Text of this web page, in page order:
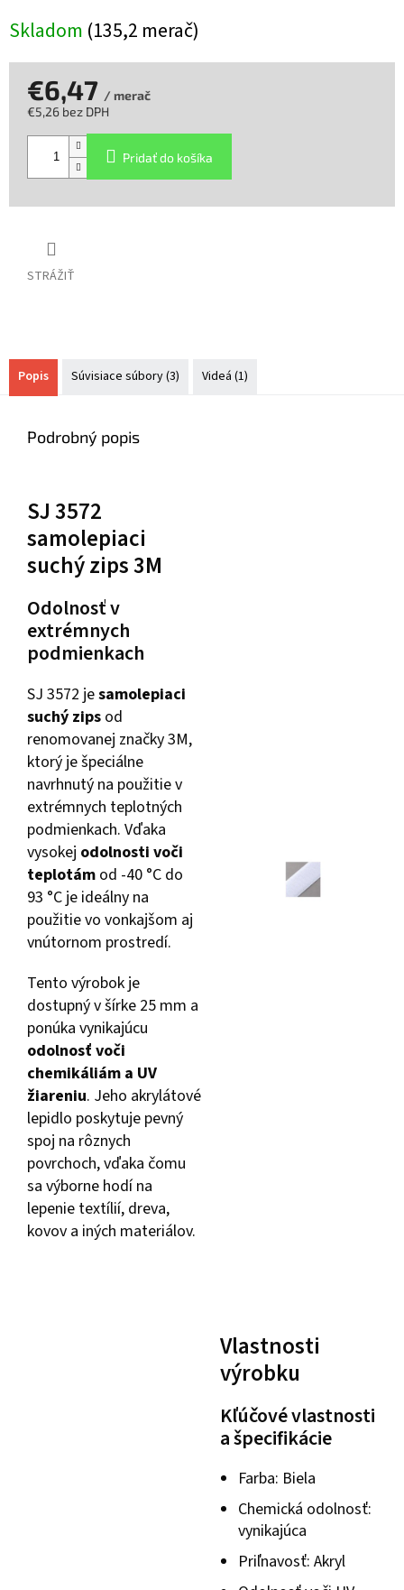
Skladom (135,2 merač)
STRÁŽIŤ
€6,47 / merač
€5,26 bez DPH
Pridať do košíka
Popis Súvisiace súbory (3) Videá (1)
Podrobný popis
SJ 3572
samolepiaci
suchý zips 3M
Odolnosť v
extrémnych
podmienkach
SJ 3572 jesamolepiaci
suchý zips od
renomovanej značky 3M,
ktorý je špeciálne
navrhnutý na použitie v
extrémnych teplotných
podmienkach. Vďaka
vysokej odolnosti voči
teplotám od -40 °C do
93 °C je ideálny na
použitie vo vonkajšom aj
vnútornom prostredí.
Tento výrobok je
dostupný v šírke 25 mm a
ponúka vynikajúcu
odolnosť voči
chemikáliám a UV
žiareniu. Jeho akrylátové
lepidlo poskytuje pevný
spoj na rôznych
povrchoch, vďaka čomu
sa výborne hodí na
lepenie textílií, dreva,
kovov a iných materiálov.
Vlastnosti
výrobku
Kľúčové vlastnosti
a špecifikácie
Farba: Biela
Chemická odolnosť:
vynikajúca
Priľnavosť: Akryl